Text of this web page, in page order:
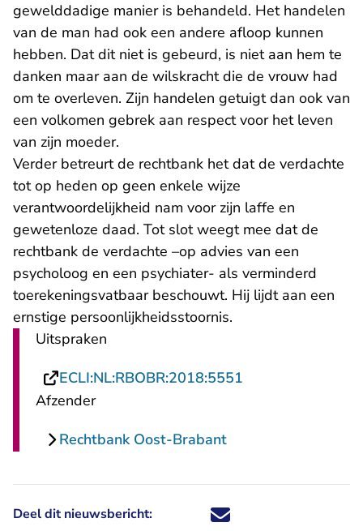
gewelddadige manier is behandeld. Het handelen
van de man had ook een andere afloop kunnen
hebben. Dat dit niet is gebeurd, is niet aan hem te
danken maar aan de wilskracht die de vrouw had
om te overleven. Zijn handelen getuigt dan ook van
een volkomen gebrek aan respect voor het leven
van zijn moeder.
Verder betreurt de rechtbank het dat de verdachte
tot op heden op geen enkele wijze
verantwoordelijkheid nam voor zijn laffe en
gewetenloze daad. Tot slot weegt mee dat de
rechtbank de verdachte –op advies van een
psycholoog en een psychiater- als verminderd
toerekeningsvatbaar beschouwt. Hij lijdt aan een
ernstige persoonlijkheidsstoornis.
Uitspraken
ECLI:NL:RBOBR:2018:5551
Afzender
Rechtbank Oost-Brabant
Deel dit nieuwsbericht: Deel dit nieuwsbericht via X -
Deel dit nieuwsbericht via
Deel dit nieuwsbericht
Deel dit